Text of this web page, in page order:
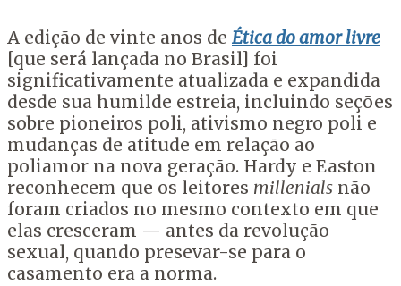
A edição de vinte anos de Ética do amor livre
[que será lançada no Brasil] foi
significativamente atualizada e expandida
desde sua humilde estreia, incluindo seções
sobre pioneiros poli, ativismo negro poli e
mudanças de atitude em relação ao
poliamor na nova geração. Hardy e Easton
reconhecem que os leitores millenials não
foram criados no mesmo contexto em que
elas cresceram — antes da revolução
sexual, quando presevar-se para o
casamento era a norma.